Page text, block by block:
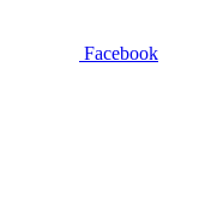
Facebook